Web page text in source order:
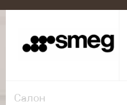
Салон